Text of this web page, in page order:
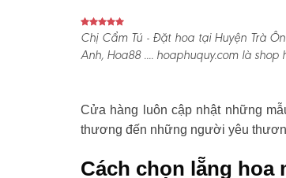
Chị Cẩm Tú - Đặt hoa tại Huyện Trà
Anh, Hoa88 .... hoaphuquy.com là
Cửa hàng luôn cập nhật những
thương đến những người yêu
Cách chọn lẵng